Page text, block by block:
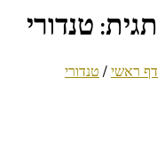
תגית: טנדורי
דף ראשי/ טנדורי